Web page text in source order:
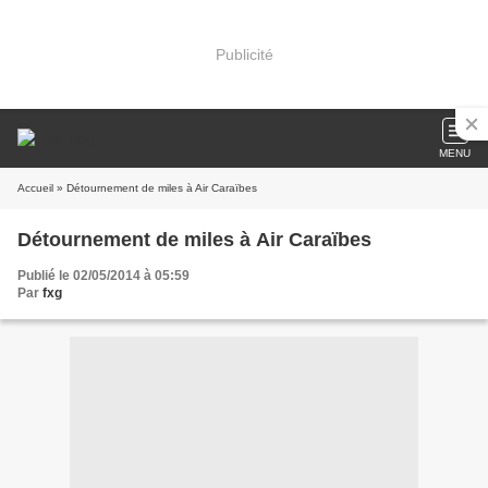
Publicité
MENU
Accueil » Détournement de miles à Air Caraïbes
Détournement de miles à Air Caraïbes
Publié le 02/05/2014 à 05:59
Par fxg